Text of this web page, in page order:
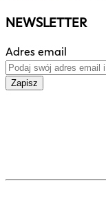
NEWSLETTER
Adres email
Zapisz